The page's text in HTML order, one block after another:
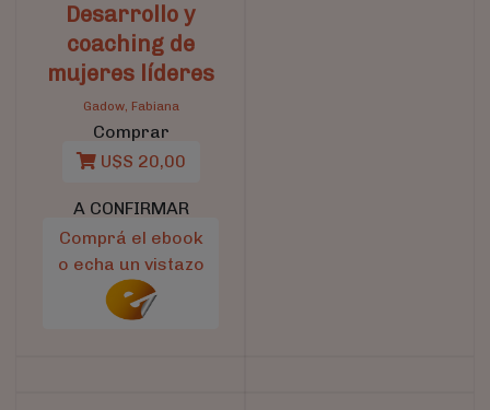
Desarrollo y
coaching de
mujeres líderes
Gadow, Fabiana
Comprar
U$S 20,00
A CONFIRMAR
Comprá el ebook
o echa un vistazo